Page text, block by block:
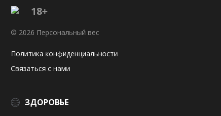
18+
© 2026 Персональный вес
Политика конфиденциальности
Связаться с нами
ЗДОРОВЬЕ